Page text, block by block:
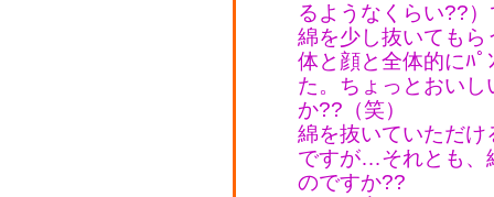
るようなくらい??
綿を少し抜いても
体と顔と全体的にﾊ
た。ちょっとおい
か??（笑）
綿を抜いていただ
ですが…それとも、
のですか??